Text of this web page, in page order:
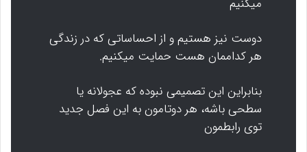
میکنیم
دوست نیز هستیم و از احساساتی که در زندگی
هر کداممان هست حمایت میکنیم.
بنابراین این تصمیمی نبوده که عجولانه یا
سطحی باشه، هر دوتامون به این فصل جدید
توی رابطمون